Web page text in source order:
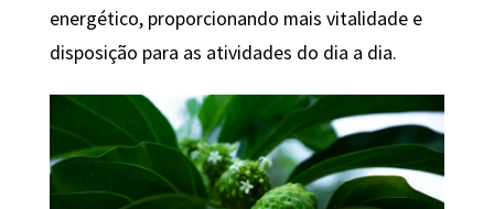
energético, proporcionando mais vitalidade e
disposição para as atividades do dia a dia.